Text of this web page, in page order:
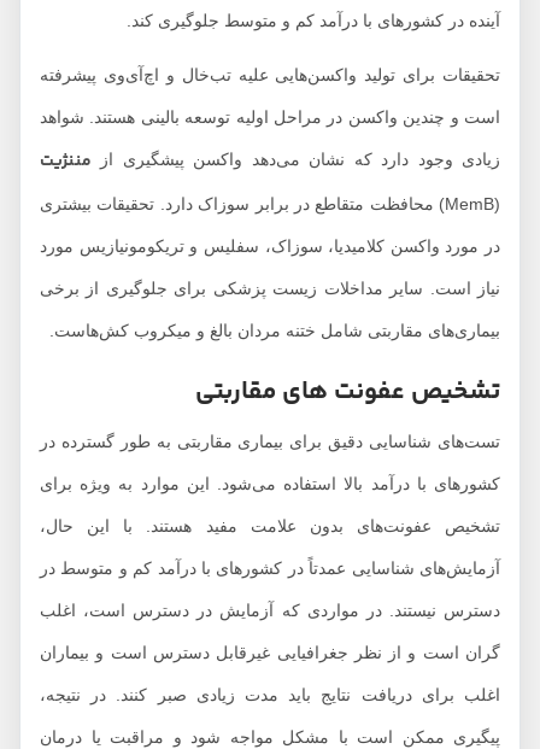
آینده در کشورهای با درآمد کم و متوسط ​​جلوگیری کند.
تحقیقات برای تولید واکسن‌هایی علیه تب‌خال و اچ‌آی‌وی پیشرفته
است و چندین واکسن در مراحل اولیه توسعه بالینی هستند. شواهد
زیادی وجود دارد که نشان می‌دهد واکسن پیشگیری ازمننژیت
(MemB) محافظت متقاطع در برابر سوزاک دارد. تحقیقات بیشتری
در مورد واکسن کلامیدیا، سوزاک، سفلیس و تریکومونیازیس مورد
نیاز است. سایر مداخلات زیست پزشکی برای جلوگیری از برخی
بیماری‌های مقاربتی شامل ختنه مردان بالغ و میکروب کش‌هاست.
تشخیص عفونت های مقاربتی
تست‌های شناسایی دقیق برای بیماری مقاربتی به طور گسترده در
کشورهای با درآمد بالا استفاده می‌شود. این موارد به ویژه برای
تشخیص عفونت‌های بدون علامت مفید هستند. با این حال،
آزمایش‌های شناسایی عمدتاً در کشورهای با درآمد کم و متوسط ​​در
دسترس نیستند. در مواردی که آزمایش در دسترس است، اغلب
گران است و از نظر جغرافیایی غیرقابل دسترس است و بیماران
اغلب برای دریافت نتایج باید مدت زیادی صبر کنند. در نتیجه،
پیگیری ممکن است با مشکل مواجه شود و مراقبت یا درمان